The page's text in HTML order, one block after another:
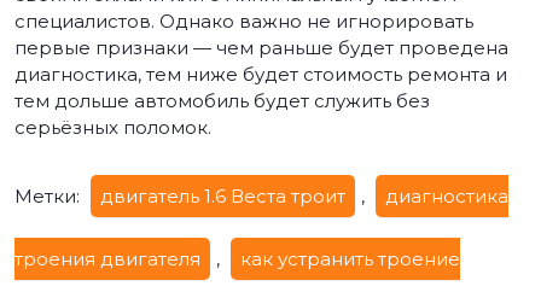
специалистов. Однако важно не игнорировать
первые признаки — чем раньше будет проведена
диагностика, тем ниже будет стоимость ремонта и
тем дольше автомобиль будет служить без
серьёзных поломок.
Метки: двигатель 1.6 Веста троит , диагностика
троения двигателя , как устранить троение